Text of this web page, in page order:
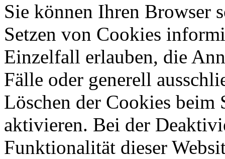
Sie können Ihren Browser
Setzen von Cookies
Einzelfall erlauben, die
Fälle oder generell
Löschen der Cookies beim
aktivieren. Bei der
Funktionalität dieser